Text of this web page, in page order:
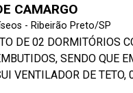
CAMARGO
- Ribeirão Preto/SP
DE 02 DORMITÓRIOS
SENDO QUE
VENTILADOR DE TETO,